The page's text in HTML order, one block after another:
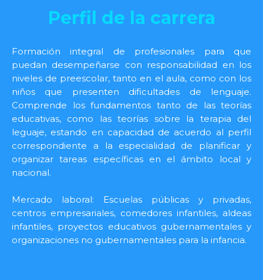
Perfil de la carrera
Formación integral de profesionales para que
puedan desempeñarse con responsabilidad en los
niveles de preescolar, tanto en el aula, como con los
niños que presenten dificultades de lenguaje.
Comprende los fundamentos tanto de las teorías
educativas, como las teorías sobre la terapia del
leguaje, estando en capacidad de acuerdo al perfil
correspondiente a la especialidad de planificar y
organizar tareas específicas en el ámbito local y
nacional.
Mercado laboral: Escuelas públicas y privadas,
centros empresariales, comedores infantiles, aldeas
infantiles, proyectos educativos gubernamentales y
organizaciones no gubernamentales para la infancia.